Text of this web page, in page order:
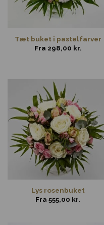
Tæt buket i pastelfarver
Fra 298,00 kr.
Lys rosenbuket
Fra 555,00 kr.